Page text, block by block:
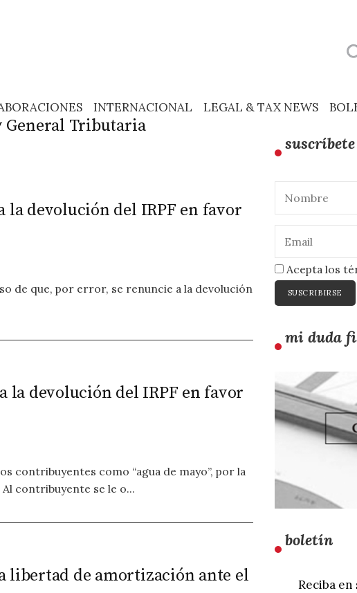
INTERNACIONAL LEGAL & TAX NEWS
General Tributaria
la devolución del IRPF en favor
de que, por error, se renuncie a la devolución
la devolución del IRPF en favor
contribuyentes como “agua de mayo”, por la
contribuyente se le o...
libertad de amortización ante el
Acepta los
mi duda
boletín
Reciba